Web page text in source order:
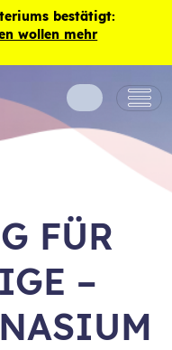
bestätigt:
wollen mehr
FÜR
–